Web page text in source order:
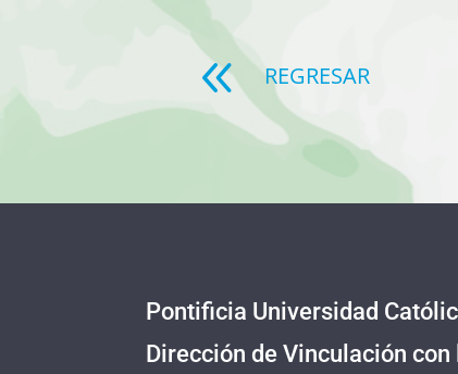
8 REGRESAR
Pontificia Universidad
Dirección de Vinculación